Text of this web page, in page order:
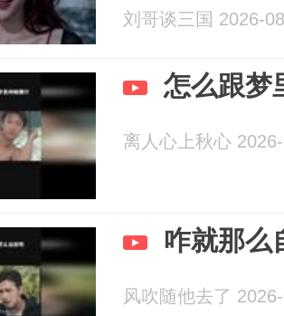
刘哥谈三国 2026-
怎么跟梦
离人心上秋心
咋就那么
风吹随他去了